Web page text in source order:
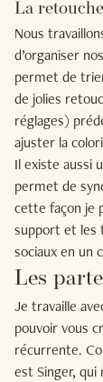
La
Nous
d’organiser
permet de
de jolies
réglages)
ajuster la
Il existe aussi
permet de
cette façon je
support et les
sociaux en un
Les
Je travaille
pouvoir vous
récurrente.
est Singer,